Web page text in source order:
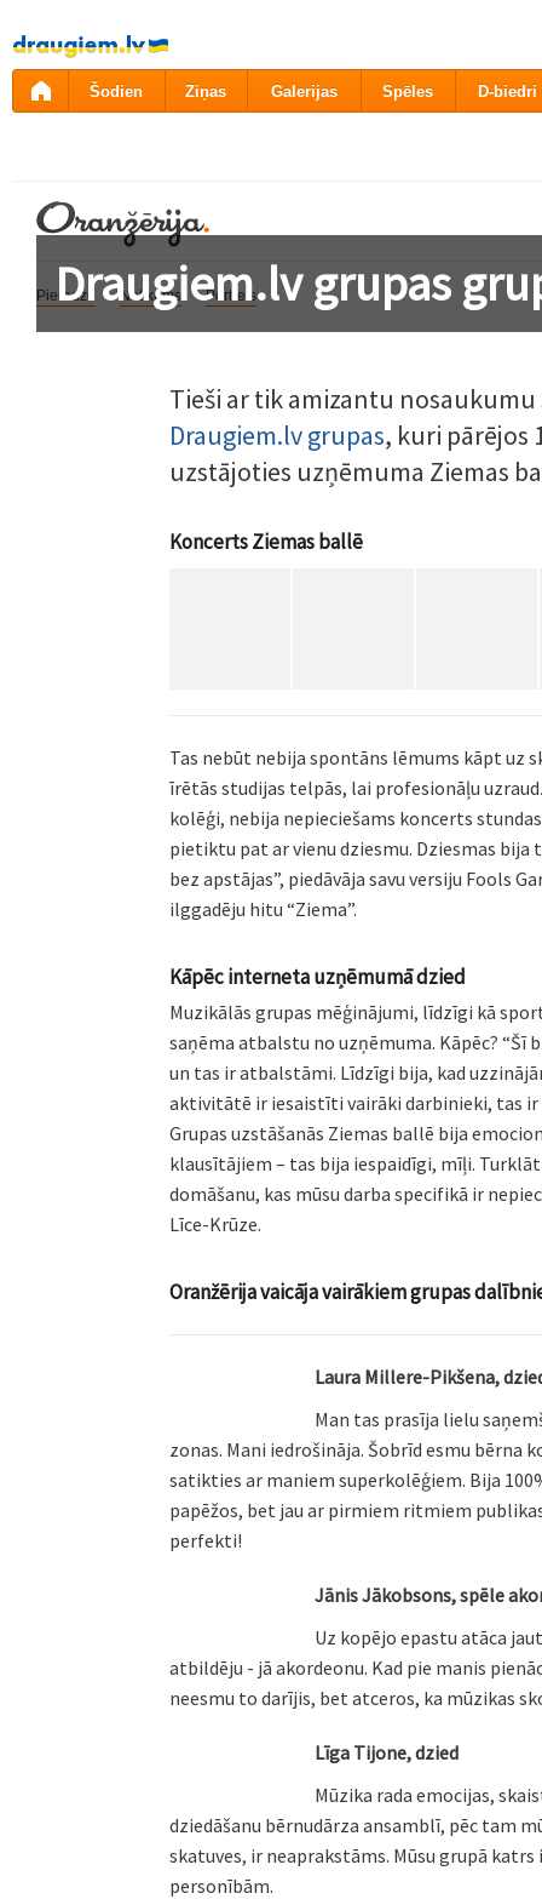
Pāriet
uz
saturu
Šodien Ziņas Galerijas Spēles D-biedri
Pieredze Notikums Portrets
Draugiem.lv grupas
Tieši ar tik amizantu
Draugiem.lv grupas, kuri pārējos
uzstājoties uzņēmuma Ziemas
Koncerts Ziemas ballē
Tas nebūt nebija spontāns lēmums kāpt uz
īrētās studijas telpās, lai profesionāļu
kolēģi, nebija nepieciešams koncerts
pietiktu pat ar vienu dziesmu. Dziesmas bija
bez apstājas”, piedāvāja savu versiju Fools
ilggadēju hitu “Ziema”.
Kāpēc interneta uzņēmumā dzied
Muzikālās grupas mēģinājumi, līdzīgi kā
saņēma atbalstu no uzņēmuma. Kāpēc? “Šī
un tas ir atbalstāmi. Līdzīgi bija, kad
aktivitātē ir iesaistīti vairāki darbinieki, tas ir
Grupas uzstāšanās Ziemas ballē bija
klausītājiem – tas bija iespaidīgi, mīļi.
domāšanu, kas mūsu darba specifikā ir
Līce-Krūze.
Oranžērija vaicāja vairākiem grupas
Laura Millere-Pikšena,
Man tas prasīja lielu
zonas. Mani iedrošināja. Šobrīd esmu bērna
satikties ar maniem superkolēģiem. Bija
papēžos, bet jau ar pirmiem ritmiem
perfekti!
Jānis Jākobsons, spēle
Uz kopējo epastu atāca
atbildēju - jā akordeonu. Kad pie manis
neesmu to darījis, bet atceros, ka mūzikas
Līga Tijone, dzied
Mūzika rada emocijas,
dziedāšanu bērnudārza ansamblī, pēc tam
skatuves, ir neaprakstāms. Mūsu grupā
personībām.